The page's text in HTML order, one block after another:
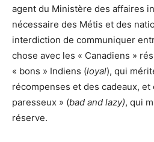
agent du Ministère des affaires
nécessaire des Métis et des
interdiction de communiquer
chose avec les « Canadiens »
« bons » Indiens (loyal), qui
récompenses et des cadeaux,
paresseux » (bad and lazy), qui
réserve.